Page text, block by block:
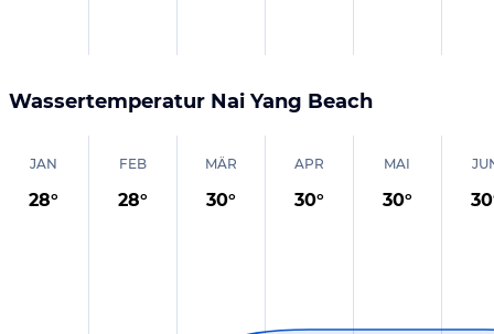
Wassertemperatur Nai Yang Beach
JAN
28°
FEB
28°
MÄR
30°
APR
30°
MAI
30° 30